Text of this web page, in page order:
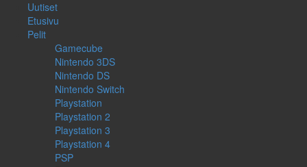
Uutiset
Etusivu
Pelit
Gamecube
Nintendo 3DS
Nintendo DS
Nintendo Switch
Playstation
Playstation 2
Playstation 3
Playstation 4
PSP